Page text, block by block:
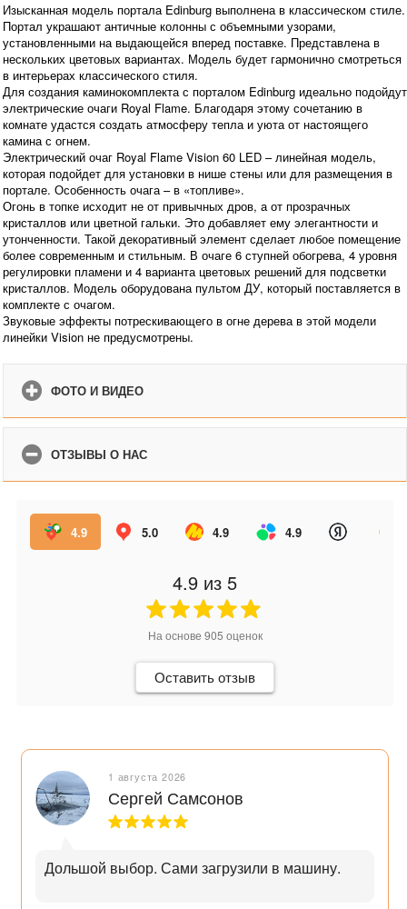
Изысканная модель портала Edinburg выполнена в классическом стиле.
Портал украшают античные колонны с объемными узорами,
установленными на выдающейся вперед поставке. Представлена в
нескольких цветовых вариантах. Модель будет гармонично смотреться
в интерьерах классического стиля.
Для создания каминокомплекта с порталом Edinburg идеально подойдут
электрические очаги Royal Flame. Благодаря этому сочетанию в
комнате удастся создать атмосферу тепла и уюта от настоящего
камина с огнем.
Электрический очаг Royal Flame Vision 60 LED – линейная модель,
которая подойдет для установки в нише стены или для размещения в
портале. Особенность очага – в «топливе».
Огонь в топке исходит не от привычных дров, а от прозрачных
кристаллов или цветной гальки. Это добавляет ему элегантности и
утонченности. Такой декоративный элемент сделает любое помещение
более современным и стильным. В очаге 6 ступней обогрева, 4 уровня
регулировки пламени и 4 варианта цветовых решений для подсветки
кристаллов. Модель оборудована пультом ДУ, который поставляется в
комплекте с очагом.
Звуковые эффекты потрескивающего в огне дерева в этой модели
линейки Vision не предусмотрены.
ФОТО И ВИДЕО
ОТЗЫВЫ О НАС
4.9 5.0 4.9 4.9
4.9 из 5
На основе 905 оценок
Оставить отзыв
1 августа 2026
Сергей Самсонов
Дольшой выбор. Сами загрузили в машину.